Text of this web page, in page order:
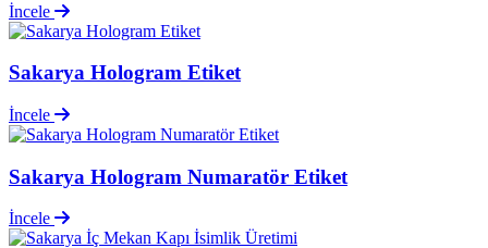
İncele
Sakarya Hologram Etiket
İncele
Sakarya Hologram Numaratör Etiket
İncele